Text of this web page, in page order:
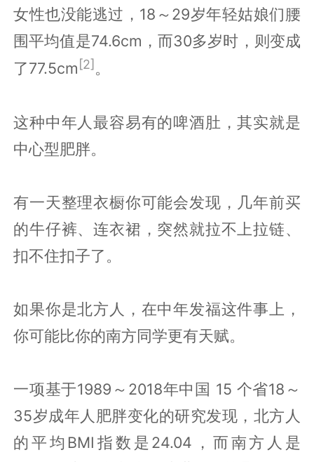
女性也没能逃过，18～29岁年轻姑娘们腰
围平均值是74.6cm，而30多岁时，则变成
了77.5cm[2]。
这种中年人最容易有的啤酒肚，其实就是
中心型肥胖。
有一天整理衣橱你可能会发现，几年前买
的牛仔裤、连衣裙，突然就拉不上拉链、
扣不住扣子了。
如果你是北方人，在中年发福这件事上，
你可能比你的南方同学更有天赋。
一项基于1989～2018年中国 15 个省18～
35岁成年人肥胖变化的研究发现，北方人
的平均BMI指数是24.04，而南方人是